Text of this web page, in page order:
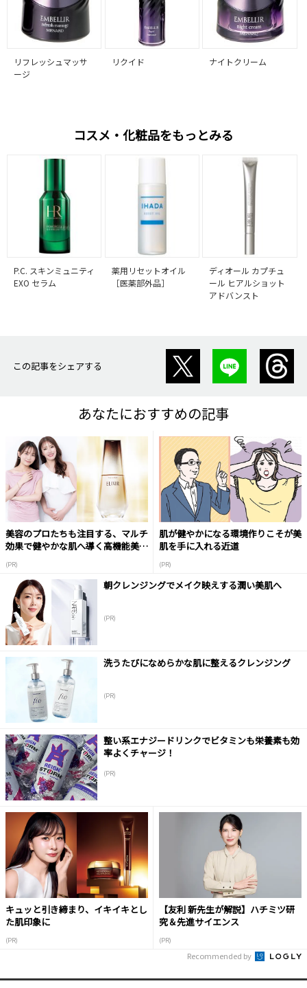
リフレッシュマッサ
ージ
リクイド ナイトクリーム
コスメ・化粧品をもっとみる
P.C. スキンミュニティ
EXO セラム
薬用リセットオイル
［医薬部外品］
ディオール カプチュ
ール ヒアルショット
アドバンスト
この記事をシェアする
あなたにおすすめの記事
美容のプロたちも注目する、マルチ
効果で健やかな肌へ導く高機能美容
(PR)
肌が健やかになる環境作りこそが美
肌を手に入れる近道
(PR)
朝クレンジングでメイク映えする潤い美肌へ
(PR)
洗うたびになめらかな肌に整えるクレンジング
(PR)
整い系エナジードリンクでビタミンも栄養素も効
率よくチャージ！
(PR)
キュッと引き締まり、イキイキとし
た肌印象に
(PR)
【友利 新先生が解説】ハチミツ研
究＆先進サイエンス
(PR)
Recommended by